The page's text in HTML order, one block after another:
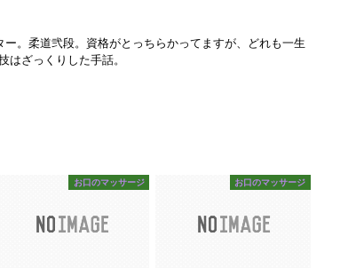
。柔道弐段。資格がとっちらかってますが、どれも一生
はざっくりした手話。
お口のマッサージ お口のマッサージ